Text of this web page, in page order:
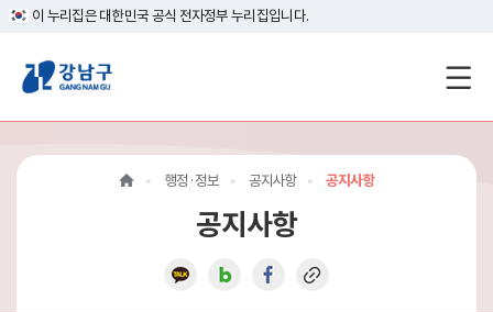
이 누리집은 대한민국 공식 전자정부 누리집입니다.
강
남
구
행정·정보 공지사항 공지사항
공지사항